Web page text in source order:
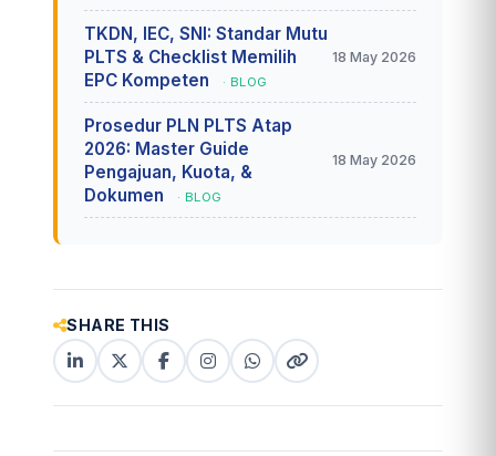
TKDN, IEC, SNI: Standar Mutu
PLTS & Checklist Memilih
EPC Kompeten
· BLOG
18 May 2026
Prosedur PLN PLTS Atap
2026: Master Guide
Pengajuan, Kuota, &
Dokumen
· BLOG
18 May 2026
SHARE THIS
LinkedIn
X
(Twitter)
FacebookInstagram
(copy
WhatsApp
Copy
link